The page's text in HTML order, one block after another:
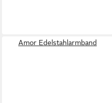
Amor Edelstahlarmband